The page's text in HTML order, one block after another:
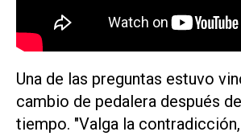
Una de las preguntas estuvo
cambio de pedalera después
tiempo. "Valga la